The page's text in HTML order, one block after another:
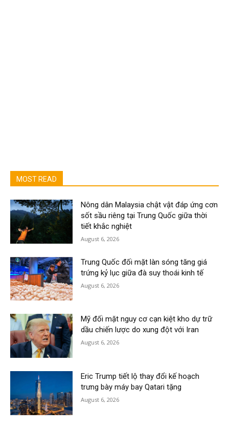
MOST READ
Nông dân Malaysia chật vật đáp ứng cơn
sốt sầu riêng tại Trung Quốc giữa thời
tiết khắc nghiệt
August 6, 2026
Trung Quốc đối mặt làn sóng tăng giá
trứng kỷ lục giữa đà suy thoái kinh tế
August 6, 2026
Mỹ đối mặt nguy cơ cạn kiệt kho dự trữ
dầu chiến lược do xung đột với Iran
August 6, 2026
Eric Trump tiết lộ thay đổi kế hoạch
trưng bày máy bay Qatari tặng
August 6, 2026